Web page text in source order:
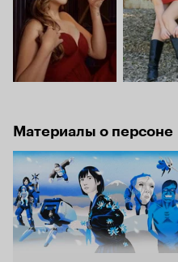
Материалы о персоне